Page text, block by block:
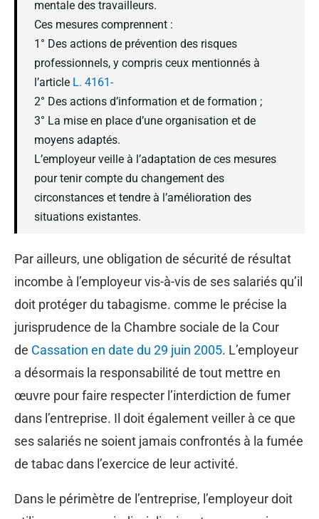
mentale des travailleurs.
Ces mesures comprennent :
1° Des actions de prévention des risques
professionnels, y compris ceux mentionnés à
l’article L. 4161-
2° Des actions d’information et de formation ;
3° La mise en place d’une organisation et de
moyens adaptés.
L’employeur veille à l’adaptation de ces mesures
pour tenir compte du changement des
circonstances et tendre à l’amélioration des
situations existantes.
Par ailleurs, une obligation de sécurité de résultat
incombe à l’employeur vis-à-vis de ses salariés qu’il
doit protéger du tabagisme. comme le précise la
jurisprudence de la Chambre sociale de la Cour
de Cassation en date du 29 juin 2005. L’employeur
a désormais la responsabilité de tout mettre en
œuvre pour faire respecter l’interdiction de fumer
dans l’entreprise. Il doit également veiller à ce que
ses salariés ne soient jamais confrontés à la fumée
de tabac dans l’exercice de leur activité.
Dans le périmètre de l’entreprise, l’employeur doit